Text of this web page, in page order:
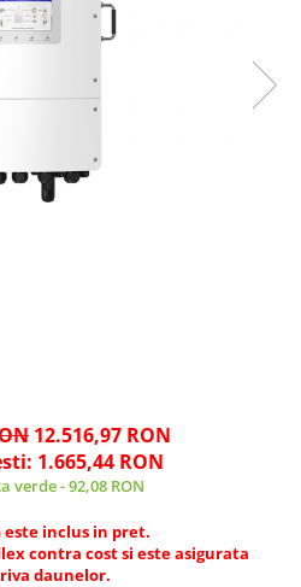
12.516,97 RON
1.665,44 RON
verde - 92,08 RON
este inclus in pret.
contra cost si este asigurata
daunelor.